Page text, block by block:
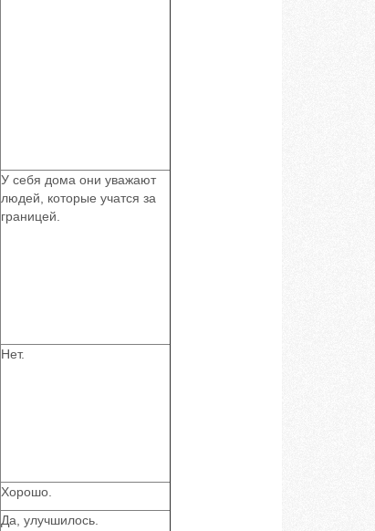
У себя дома они уважают
людей, которые учатся за
границей.
Нет.
Хорошо.
Да, улучшилось.